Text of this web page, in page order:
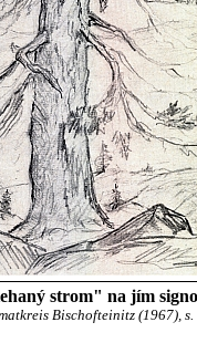
strom" na jím
Bischofteinitz (1967), s.